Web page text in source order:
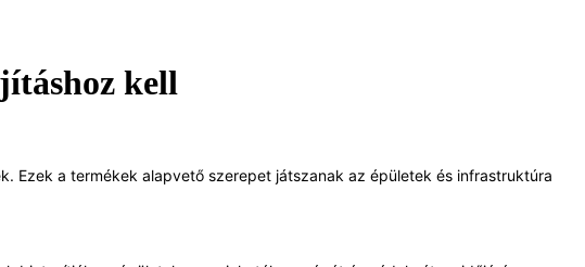
kell
Ezek a termékek alapvető szerepet játszanak az épületek és infrastruktúra